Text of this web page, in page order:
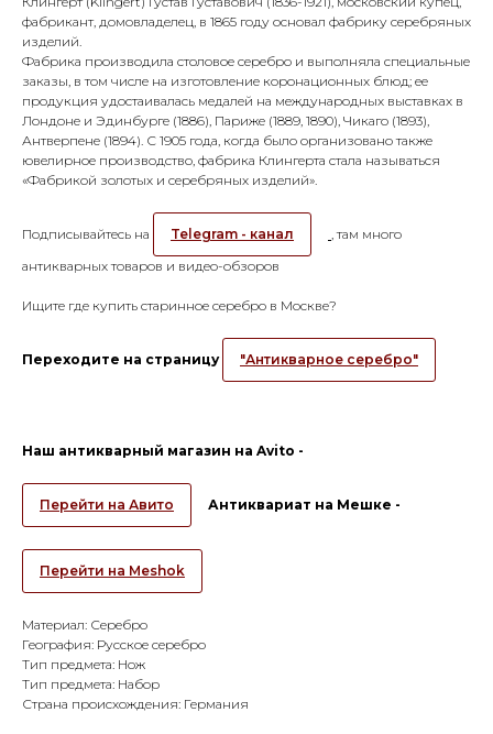
фабрикант, домовладелец, в 1865 году основал фабрику серебряных
изделий.
Фабрика производила столовое серебро и выполняла специальные
заказы, в том числе на изготовление коронационных блюд; ее
продукция удостаивалась медалей на международных выставках в
Лондоне и Эдинбурге (1886), Париже (1889, 1890), Чикаго (1893),
Антверпене (1894). С 1905 года, когда было организовано также
ювелирное производство, фабрика Клингерта стала называться
«Фабрикой золотых и серебряных изделий».
Подписывайтесь на Telegram - канал
, там много
антикварных товаров и видео-обзоров
Ищите где купить старинное серебро в Москве?
Переходите на страницу "Антикварное серебро"
Наш антикварный магазин на Avito -
Перейти на Авито Антиквариат на Мешке -
Перейти на Meshok
Материал: Серебро
География: Русское серебро
Тип предмета: Нож
Тип предмета: Набор
Страна происхождения: Германия